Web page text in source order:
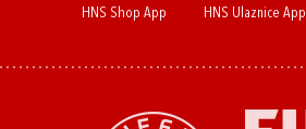
HNS Shop App HNS Ulaznice App